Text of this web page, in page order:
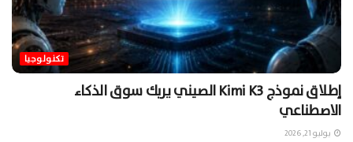
تكنولوجيا
إطلاق نموذج Kimi K3 الصيني يربك سوق الذكاء
الاصطناعي
يوليو 21, 2026